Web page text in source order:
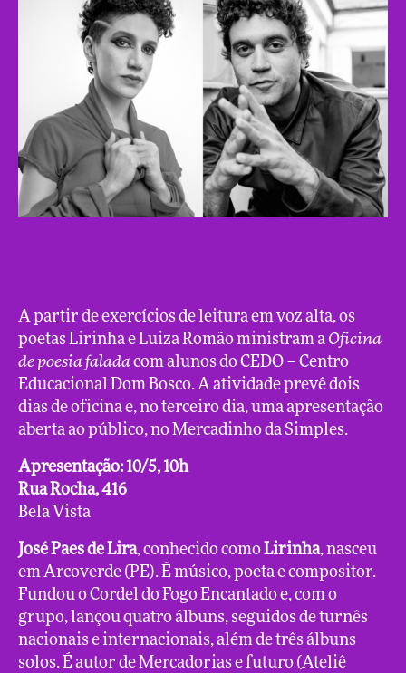
A partir de exercícios de leitura em voz alta, os
poetas Lirinha e Luiza Romão ministram a Oficina
de poesia faladacom alunos do CEDO – Centro
Educacional Dom Bosco. A atividade prevê dois
dias de oficina e, no terceiro dia, uma apresentação
aberta ao público, no Mercadinho da Simples.
Apresentação: 10/5, 10h
Rua Rocha, 416
Bela Vista
José Paes de Lira, conhecido comoLirinha, nasceu
em Arcoverde (PE). É músico, poeta e compositor.
Fundou o Cordel do Fogo Encantado e, com o
grupo, lançou quatro álbuns, seguidos de turnês
nacionais e internacionais, além de três álbuns
solos. É autor de Mercadorias e futuro (Ateliê